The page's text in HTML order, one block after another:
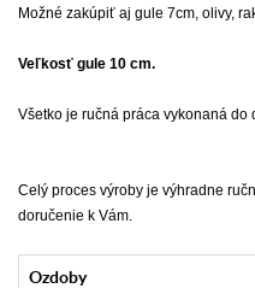
Možné zakúpiť aj gule 7cm, olivy,
Veľkosť gule 10 cm.
Všetko je ručná práca vykonaná
Celý proces výroby je výhradne
doručenie k Vám.
Ozdoby